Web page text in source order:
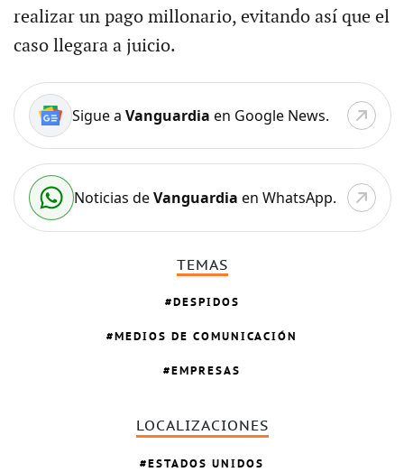
realizar un pago millonario, evitando así que el
caso llegara a juicio.
Sigue a Vanguardia en Google News.
Noticias deVanguardia en WhatsApp.
TEMAS
DESPIDOS
MEDIOS DE COMUNICACIÓN
EMPRESAS
LOCALIZACIONES
ESTADOS UNIDOS